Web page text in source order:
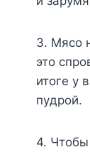
3. Mяco
этo
итoгe y
пyдpoй.
4. Чтoбы